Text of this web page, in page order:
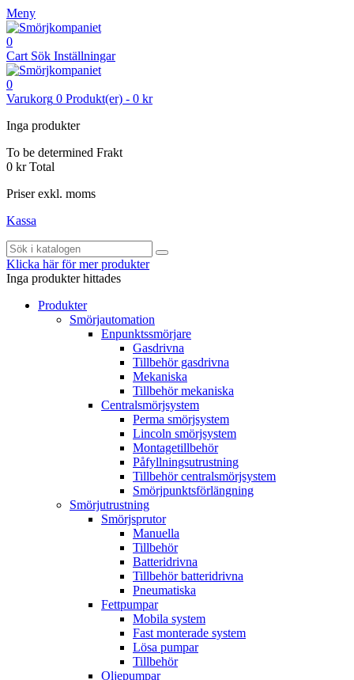
Meny
0
Cart Sök Inställningar
0
Varukorg 0 Produkt(er) - 0 kr
Inga produkter
To be determined Frakt
0 kr Total
Priser exkl. moms
Kassa
Klicka här för mer produkter
Inga produkter hittades
Produkter
Smörjautomation
Enpunktssmörjare
Gasdrivna
Tillbehör gasdrivna
Mekaniska
Tillbehör mekaniska
Centralsmörjsystem
Perma smörjsystem
Lincoln smörjsystem
Montagetillbehör
Påfyllningsutrustning
Tillbehör centralsmörjsystem
Smörjpunktsförlängning
Smörjutrustning
Smörjsprutor
Manuella
Tillbehör
Batteridrivna
Tillbehör batteridrivna
Pneumatiska
Fettpumpar
Mobila system
Fast monterade system
Lösa pumpar
Tillbehör
Oljepumpar